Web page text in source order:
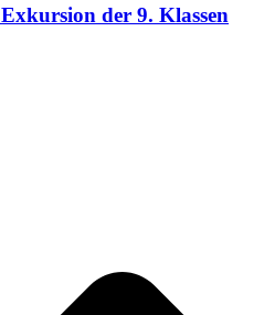
der 9. Klassen